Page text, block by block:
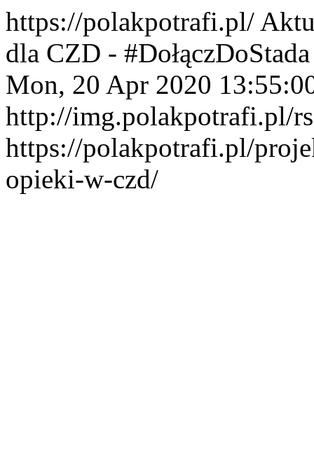
https://polakpotrafi.pl/
dla CZD -
Mon, 20 Apr 2020
http://img.polakpotrafi.pl/
https://polakpotrafi.pl/
opieki-w-czd/